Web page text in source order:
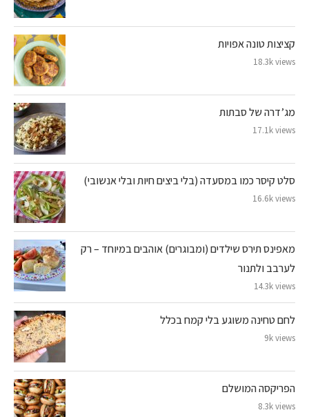
קציצות טונה אפויות
18.3k views
מג’דרה של סבתות
17.1k views
סלט קיסר כמו במסעדה (בלי ביצים חיות ובלי אנשובי)
16.6k views
מאפינס תירס שילדים (ומבוגרים) אוהבים במיוחד – רק
לערבב ולתנור
14.3k views
לחם טחינה משוגע בלי קמח בכלל
9k views
הפריקסה המושלם
8.3k views